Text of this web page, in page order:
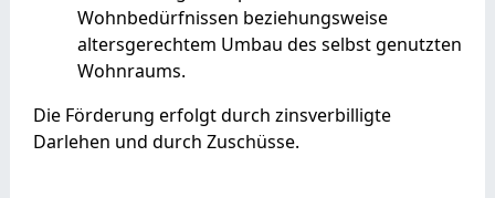
Wohnbedürfnissen beziehungsweise
altersgerechtem Umbau des selbst genutzten
Wohnraums.
Die Förderung erfolgt durch zinsverbilligte
Darlehen und durch Zuschüsse.